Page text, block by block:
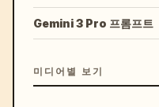
Gemini 3 Pro 프롬프트
미디어별 보기